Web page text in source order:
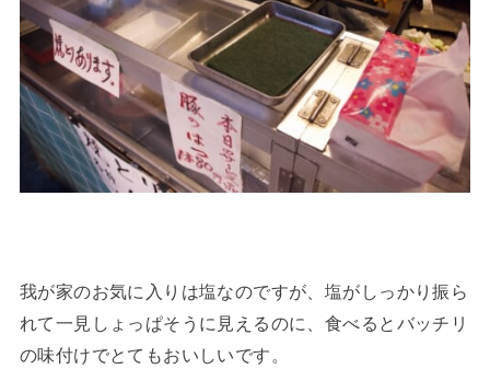
我が家のお気に入りは塩なのですが、塩がしっかり振ら
れて一見しょっぱそうに見えるのに、食べるとバッチリ
の味付けでとてもおいしいです。